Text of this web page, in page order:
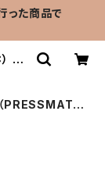
った商品で
| L
PRESSMATI